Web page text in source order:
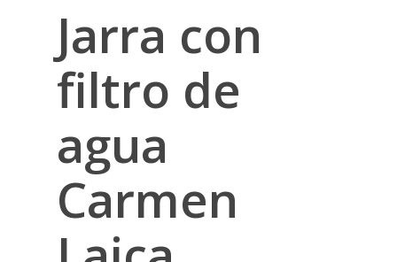
Jarra con
filtro de
agua
Carmen